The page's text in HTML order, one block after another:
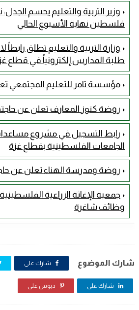
وزير التربية والتعليم يحسم
فلسطين نهاية الأسبوع الحالي
وزارة التربية والتعليم تطلق
طلبة المدارس إلكترونياً في قطاع
مؤسسة تامر للتعليم المجتمعي
روضة كنوز المعارف تعلن عن
رابط التسجيل في مشروع
الجامعات الفلسطينية بقطاع غزة
روضة ومدرسة الهناء تعلن عن
وظائف شاغرة
شارك الموضوع شارك على
شارك على دبوس على